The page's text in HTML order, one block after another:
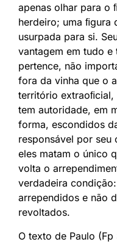
apenas olhar para o
herdeiro; uma ﬁgura
usurpada para si.
vantagem em tudo
pertence, não
fora da vinha que o
território
tem autoridade, em
forma, escondidos
responsável por seu
eles matam o único
volta o
verdadeira
arrependidos e não
revoltados.
O texto de Paulo